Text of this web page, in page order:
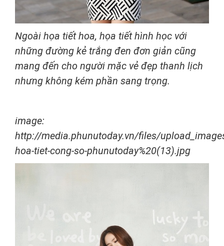
Ngoài họa tiết hoa, họa tiết hình học với
những đường kẻ trắng đen đơn giản cũng
mang đến cho người mặc vẻ đẹp thanh lịch
nhưng không kém phần sang trọng.
image:
http://media.phunutoday.vn/files/
hoa-tiet-cong-so-phunutoday%20(13).jpg